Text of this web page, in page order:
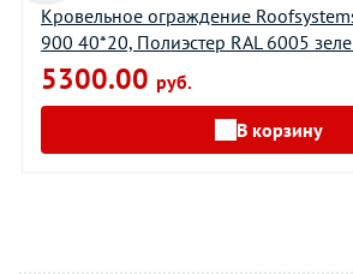
Кровельное ограждение
900 40*20, Полиэстер RAL 6005
5300.00 руб.
В корзину